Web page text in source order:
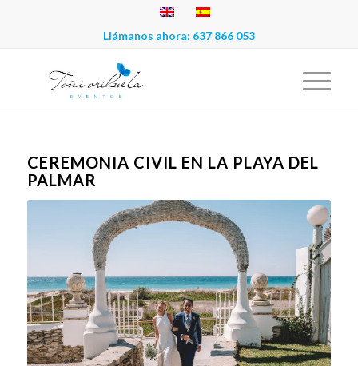
Llámanos ahora: 637 866 053
CEREMONIA CIVIL EN LA PLAYA DEL
PALMAR